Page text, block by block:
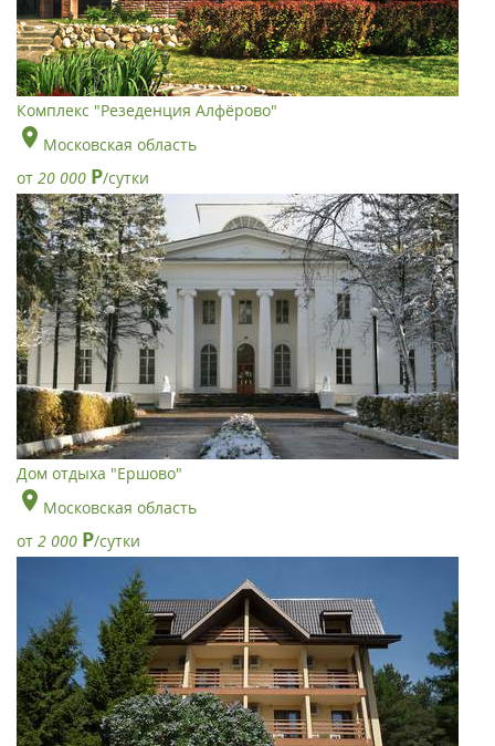
Комплекс "Резеденция Алфёрово"
Московская область
от 20 000 Р/сутки
Дом отдыха "Ершово"
Московская область
от 2 000 Р/сутки